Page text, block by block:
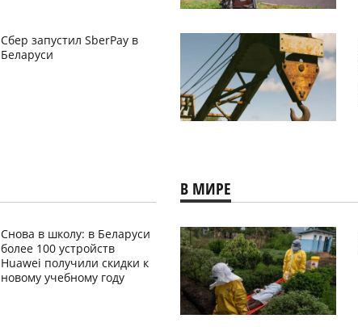
Сбер запустил SberPay в
Беларуси
Снова в школу: в Беларуси
более 100 устройств
Huawei получили скидки к
новому учебному году
В МИРЕ